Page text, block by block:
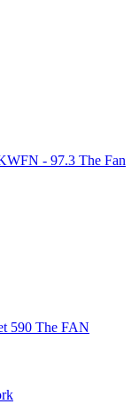
- 97.3 The Fan
590 The FAN